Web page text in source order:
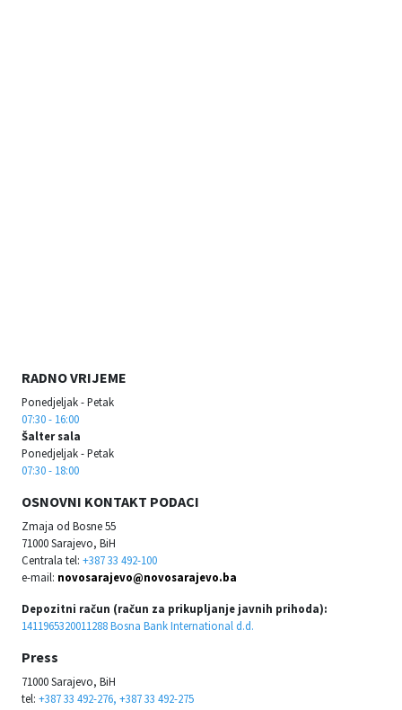
RADNO VRIJEME
Ponedjeljak - Petak
07:30 - 16:00
Šalter sala
Ponedjeljak - Petak
07:30 - 18:00
OSNOVNI KONTAKT PODACI
Zmaja od Bosne 55
71000 Sarajevo, BiH
Centrala tel: +387 33 492-100
e-mail: novosarajevo@novosarajevo.ba
Depozitni račun (račun za prikupljanje javnih prihoda):
1411965320011288 Bosna Bank International d.d.
Press
71000 Sarajevo, BiH
tel: +387 33 492-276, +387 33 492-275